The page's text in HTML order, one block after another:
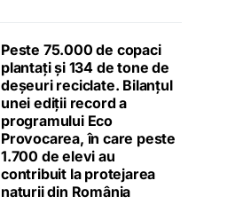
Peste 75.000 de copaci
plantați și 134 de tone de
deșeuri reciclate. Bilanțul
unei ediții record a
programului Eco
Provocarea, în care peste
1.700 de elevi au
contribuit la protejarea
naturii din România